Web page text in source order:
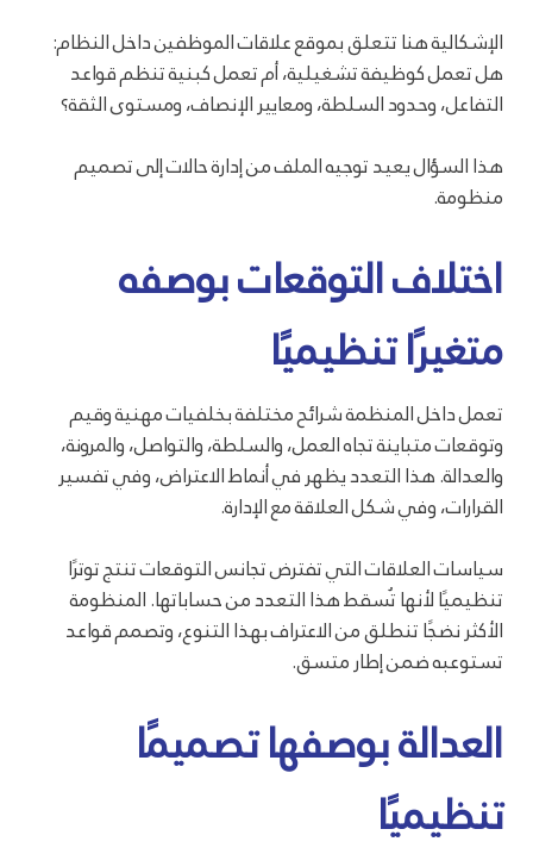
الإشكالية هنا تتعلق بموقع علاقات الموظفين داخل النظام:
هل تعمل كوظيفة تشغيلية، أم تعمل كبنية تنظم قواعد
التفاعل، وحدود السلطة، ومعايير الإنصاف، ومستوى الثقة؟
هذا السؤال يعيد توجيه الملف من إدارة حالات إلى تصميم
منظومة.
اختلاف التوقعات بوصفه
متغيرًا تنظيميًا
تعمل داخل المنظمة شرائح مختلفة بخلفيات مهنية وقيم
وتوقعات متباينة تجاه العمل، والسلطة، والتواصل، والمرونة،
والعدالة. هذا التعدد يظهر في أنماط الاعتراض، وفي تفسير
القرارات، وفي شكل العلاقة مع الإدارة.
سياسات العلاقات التي تفترض تجانس التوقعات تنتج توترًا
تنظيميًا لأنها تُسقط هذا التعدد من حساباتها. المنظومة
الأكثر نضجًا تنطلق من الاعتراف بهذا التنوع، وتصمم قواعد
تستوعبه ضمن إطار متسق.
العدالة بوصفها تصميمًا
تنظيميًا